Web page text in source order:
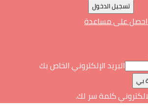
على مساعدة
البريد الإلكتروني الخاص بك
كلمة سر لك.